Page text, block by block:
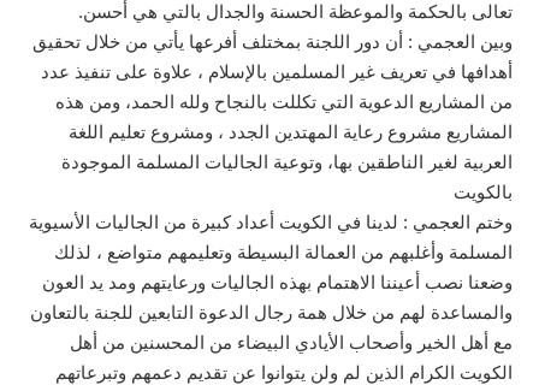
تعالى بالحكمة والموعظة الحسنة والجدال بالتي هي أحسن.
وبين العجمي : أن دور اللجنة بمختلف أفرعها يأتي من خلال تحقيق
أهدافها في تعريف غير المسلمين بالإسلام ، علاوة على تنفيذ عدد
من المشاريع الدعوية التي تكللت بالنجاح ولله الحمد، ومن هذه
المشاريع مشروع رعاية المهتدين الجدد ، ومشروع تعليم اللغة
العربية لغير الناطقين بها، وتوعية الجاليات المسلمة الموجودة
بالكويت
وختم العجمي : لدينا في الكويت أعداد كبيرة من الجاليات الأسيوية
المسلمة وأغلبهم من العمالة البسيطة وتعليمهم متواضع ، لذلك
وضعنا نصب أعيننا الاهتمام بهذه الجاليات ورعايتهم ومد يد العون
والمساعدة لهم من خلال همة رجال الدعوة التابعين للجنة بالتعاون
مع أهل الخير وأصحاب الأيادي البيضاء من المحسنين من أهل
الكويت الكرام الذين لم ولن يتوانوا عن تقديم دعمهم وتبرعاتهم